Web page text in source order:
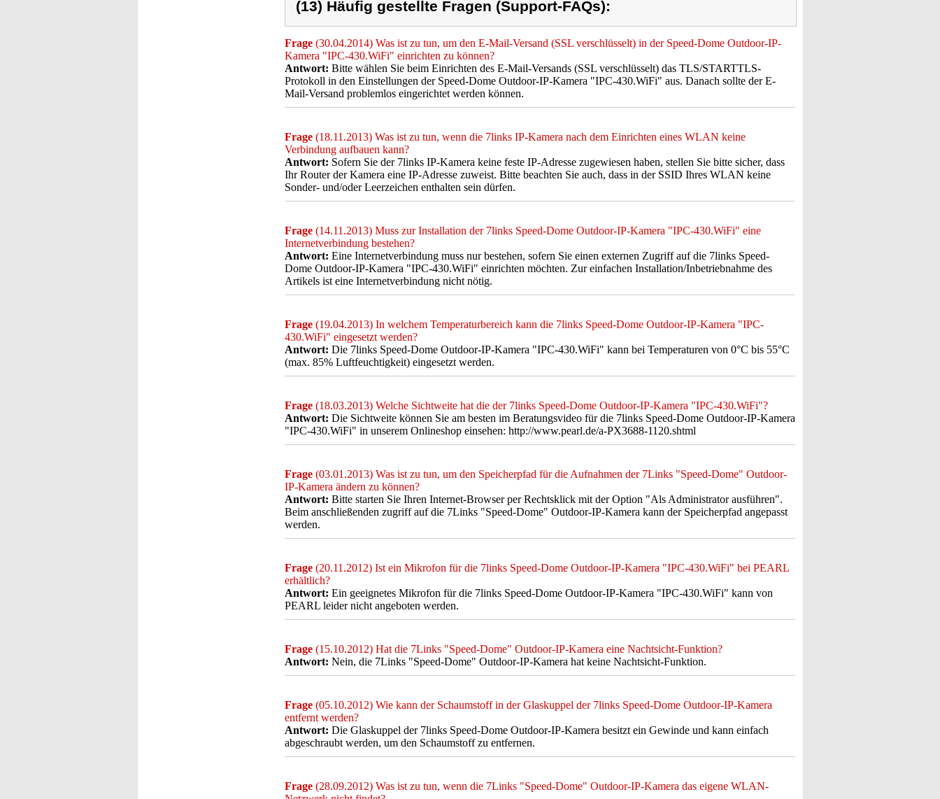
(13) Häufig gestellte Fragen (Support-FAQs):
Frage (30.04.2014) Was ist zu tun, um den E-Mail-Versand (SSL verschlüsselt) in der Speed-Dome Outdoor-IP-
Kamera "IPC-430.WiFi" einrichten zu können?
Antwort: Bitte wählen Sie beim Einrichten des E-Mail-Versands (SSL verschlüsselt) das TLS/STARTTLS-
Protokoll in den Einstellungen der Speed-Dome Outdoor-IP-Kamera "IPC-430.WiFi" aus. Danach sollte der E-
Mail-Versand problemlos eingerichtet werden können.
Frage (18.11.2013) Was ist zu tun, wenn die 7links IP-Kamera nach dem Einrichten eines WLAN keine
Verbindung aufbauen kann?
Antwort: Sofern Sie der 7links IP-Kamera keine feste IP-Adresse zugewiesen haben, stellen Sie bitte sicher, dass
Ihr Router der Kamera eine IP-Adresse zuweist. Bitte beachten Sie auch, dass in der SSID Ihres WLAN keine
Sonder- und/oder Leerzeichen enthalten sein dürfen.
Frage (14.11.2013) Muss zur Installation der 7links Speed-Dome Outdoor-IP-Kamera "IPC-430.WiFi" eine
Internetverbindung bestehen?
Antwort: Eine Internetverbindung muss nur bestehen, sofern Sie einen externen Zugriff auf die 7links Speed-
Dome Outdoor-IP-Kamera "IPC-430.WiFi" einrichten möchten. Zur einfachen Installation/Inbetriebnahme des
Artikels ist eine Internetverbindung nicht nötig.
Frage (19.04.2013) In welchem Temperaturbereich kann die 7links Speed-Dome Outdoor-IP-Kamera "IPC-
430.WiFi" eingesetzt werden?
Antwort: Die 7links Speed-Dome Outdoor-IP-Kamera "IPC-430.WiFi" kann bei Temperaturen von 0°C bis 55°C
(max. 85% Luftfeuchtigkeit) eingesetzt werden.
Frage (18.03.2013) Welche Sichtweite hat die der 7links Speed-Dome Outdoor-IP-Kamera "IPC-430.WiFi"?
Antwort: Die Sichtweite können Sie am besten im Beratungsvideo für die 7links Speed-Dome Outdoor-IP-Kamera
"IPC-430.WiFi" in unserem Onlineshop einsehen: http://www.pearl.de/a-PX3688-1120.shtml
Frage (03.01.2013) Was ist zu tun, um den Speicherpfad für die Aufnahmen der 7Links "Speed-Dome" Outdoor-
IP-Kamera ändern zu können?
Antwort: Bitte starten Sie Ihren Internet-Browser per Rechtsklick mit der Option "Als Administrator ausführen".
Beim anschließenden zugriff auf die 7Links "Speed-Dome" Outdoor-IP-Kamera kann der Speicherpfad angepasst
werden.
Frage (20.11.2012) Ist ein Mikrofon für die 7links Speed-Dome Outdoor-IP-Kamera "IPC-430.WiFi" bei PEARL
erhältlich?
Antwort: Ein geeignetes Mikrofon für die 7links Speed-Dome Outdoor-IP-Kamera "IPC-430.WiFi" kann von
PEARL leider nicht angeboten werden.
Frage (15.10.2012) Hat die 7Links "Speed-Dome" Outdoor-IP-Kamera eine Nachtsicht-Funktion?
Antwort: Nein, die 7Links "Speed-Dome" Outdoor-IP-Kamera hat keine Nachtsicht-Funktion.
Frage (05.10.2012) Wie kann der Schaumstoff in der Glaskuppel der 7links Speed-Dome Outdoor-IP-Kamera
entfernt werden?
Antwort: Die Glaskuppel der 7links Speed-Dome Outdoor-IP-Kamera besitzt ein Gewinde und kann einfach
abgeschraubt werden, um den Schaumstoff zu entfernen.
Frage (28.09.2012) Was ist zu tun, wenn die 7Links "Speed-Dome" Outdoor-IP-Kamera das eigene WLAN-